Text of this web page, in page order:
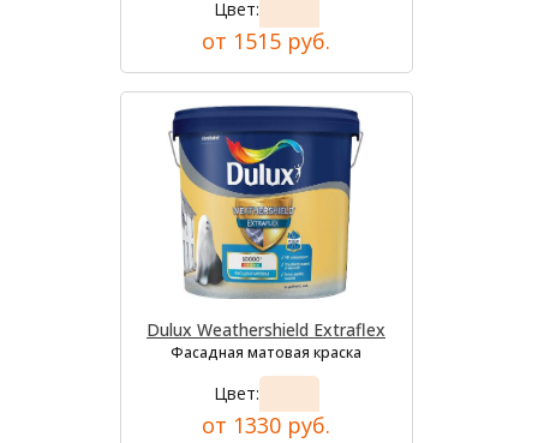
Цвет:
от 1515 руб.
Dulux Weathershield Extraflex
Фасадная матовая краска
Цвет:
от 1330 руб.